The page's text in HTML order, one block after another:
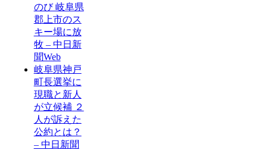
のび 岐阜県
郡上市のス
キー場に放
牧 – 中日新
聞Web
岐阜県神戸
町長選挙に
現職と新人
が立候補 ２
人が訴えた
公約とは？
– 中日新聞